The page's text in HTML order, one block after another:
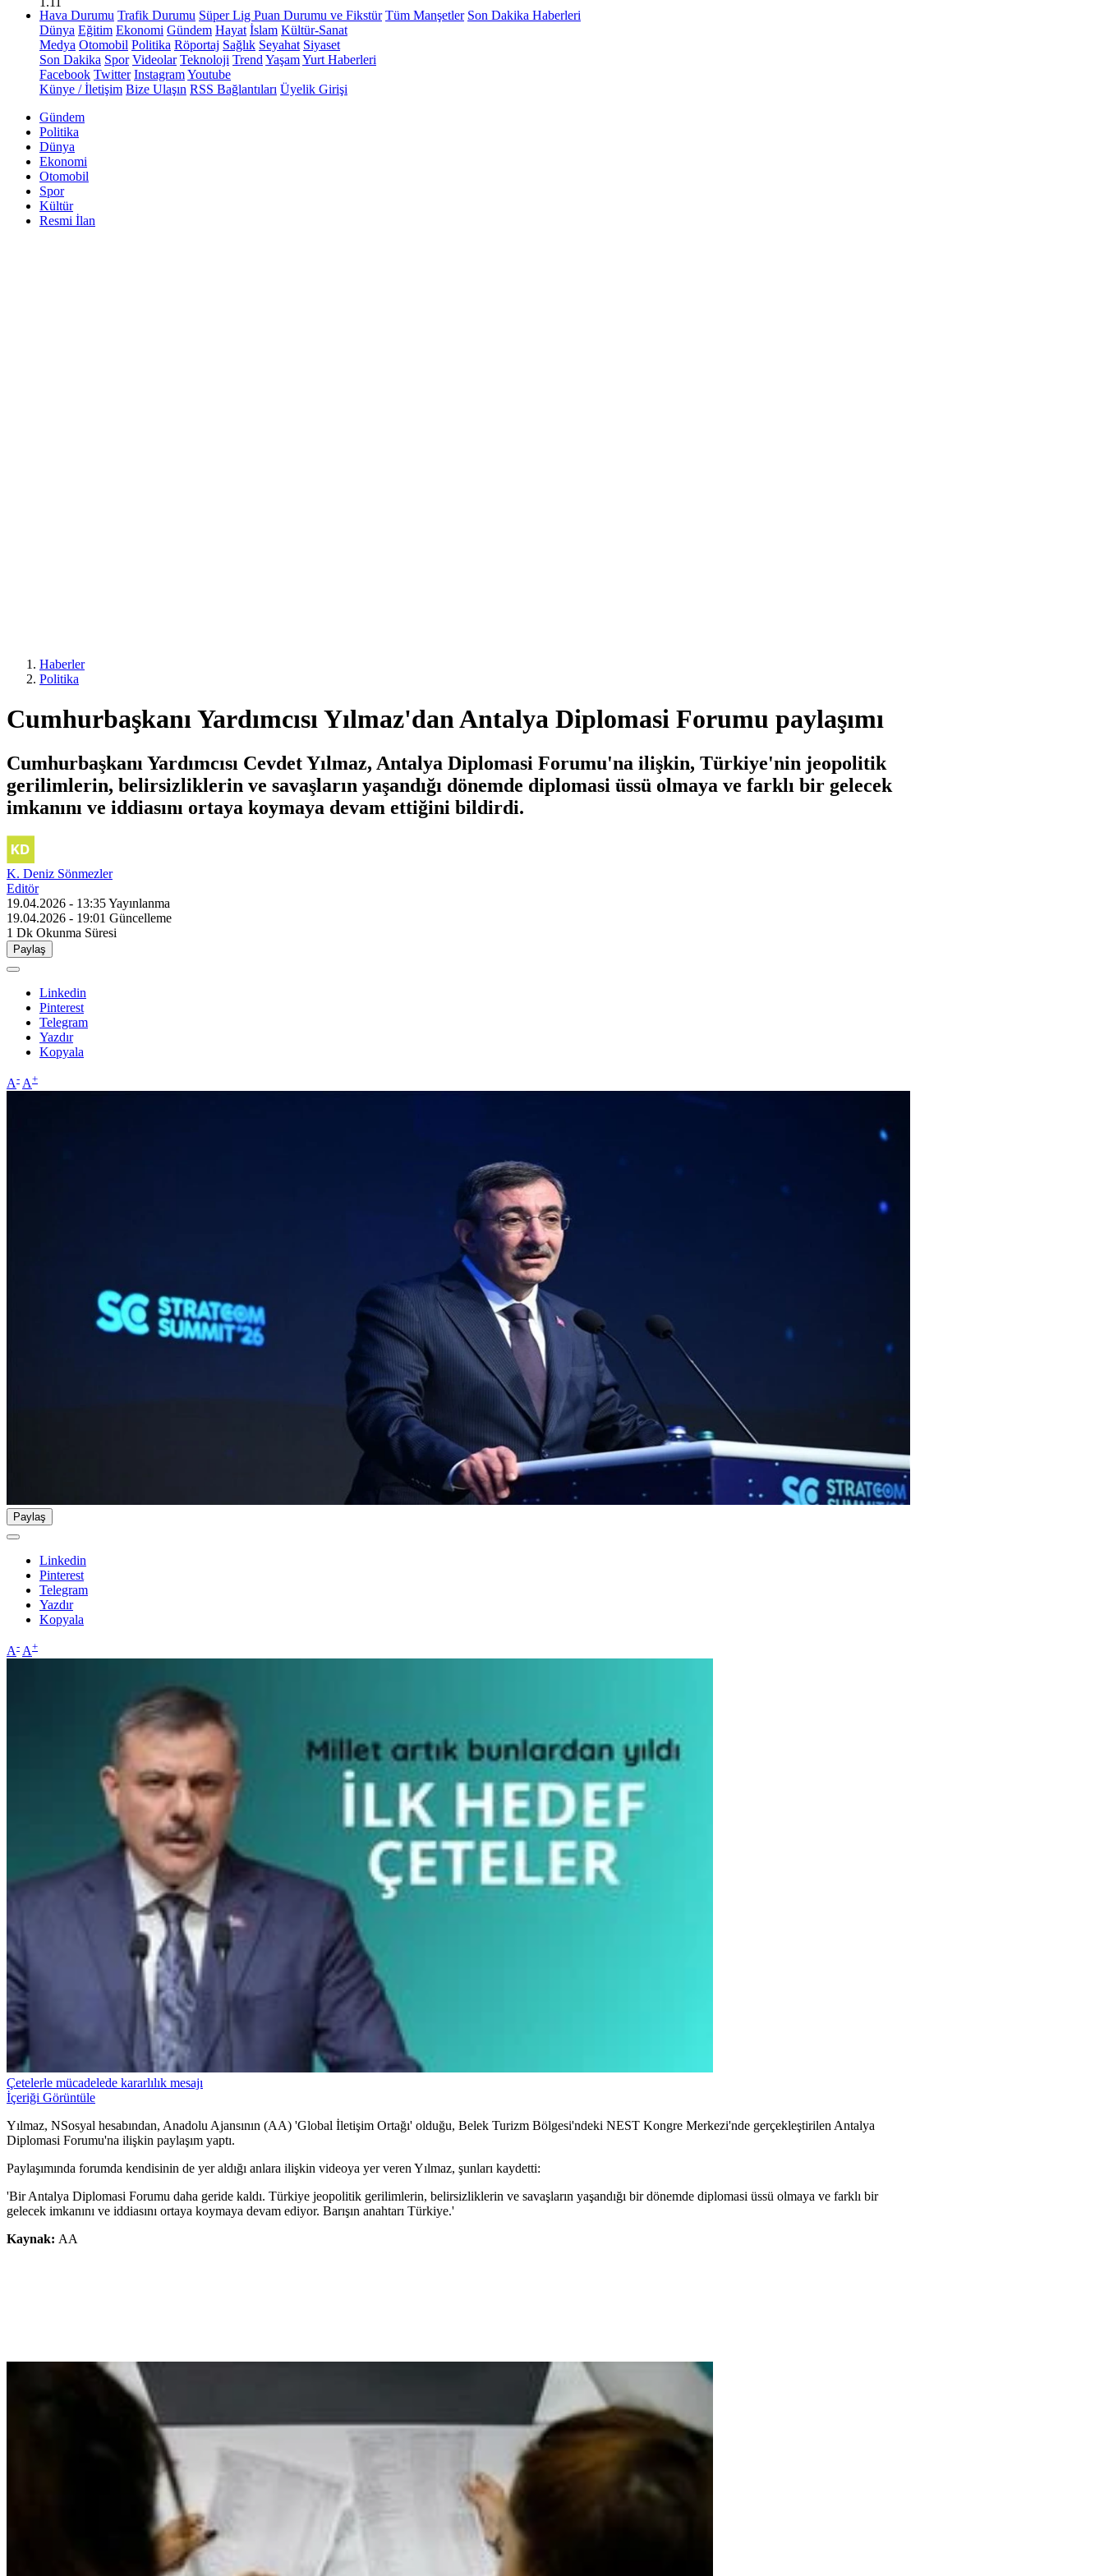
Hava Durumu Trafik Durumu Süper Lig Puan Durumu ve Fikstür Tüm Manşetler Son Dakika Haberleri
Dünya Eğitim Ekonomi Gündem Hayat İslam Kültür-Sanat
Medya Otomobil Politika Röportaj Sağlık Seyahat Siyaset
Son Dakika Spor Videolar Teknoloji Trend YaşamYurt Haberleri
Facebook Twitter InstagramYoutube
Künye / İletişim Bize Ulaşın RSS Bağlantıları Üyelik Girişi
Gündem
Politika
Dünya
Ekonomi
Otomobil
Spor
Kültür
Resmi İlan
Haberler
Politika
Cumhurbaşkanı Yardımcısı Yılmaz'dan Antalya Diplomasi Forumu paylaşımı
Cumhurbaşkanı Yardımcısı Cevdet Yılmaz, Antalya Diplomasi Forumu'na ilişkin, Türkiye'nin jeopolitik
gerilimlerin, belirsizliklerin ve savaşların yaşandığı dönemde diplomasi üssü olmaya ve farklı bir gelecek
imkanını ve iddiasını ortaya koymaya devam ettiğini bildirdi.
K. Deniz Sönmezler
Editör
19.04.2026 - 13:35Yayınlanma
19.04.2026 - 19:01 Güncelleme
1 Dk Okunma Süresi
Paylaş
Linkedin
Pinterest
Telegram
Yazdır
Kopyala
A- A+
Paylaş
Linkedin
Pinterest
Telegram
Yazdır
Kopyala
A- A+
Çetelerle mücadelede kararlılık mesajı
İçeriği Görüntüle
Yılmaz, NSosyal hesabından, Anadolu Ajansının (AA) 'Global İletişim Ortağı' olduğu, Belek Turizm Bölgesi'ndeki NEST Kongre Merkezi'nde gerçekleştirilen Antalya
Diplomasi Forumu'na ilişkin paylaşım yaptı.
Paylaşımında forumda kendisinin de yer aldığı anlara ilişkin videoya yer veren Yılmaz, şunları kaydetti:
'Bir Antalya Diplomasi Forumu daha geride kaldı. Türkiye jeopolitik gerilimlerin, belirsizliklerin ve savaşların yaşandığı bir dönemde diplomasi üssü olmaya ve farklı bir
gelecek imkanını ve iddiasını ortaya koymaya devam ediyor. Barışın anahtarı Türkiye.'
Kaynak: AA